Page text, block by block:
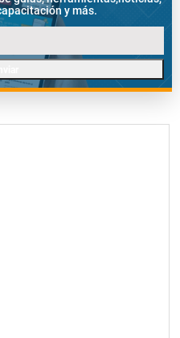
y más.